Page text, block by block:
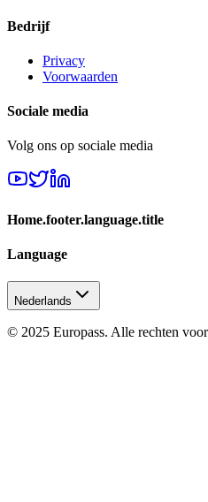
Bedrijf
Privacy
Voorwaarden
Sociale media
Volg ons op sociale media
Home.footer.language.title
Language
Nederlands
© 2025 Europass. Alle rechten